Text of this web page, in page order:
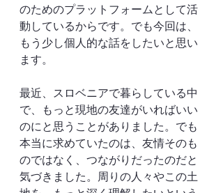
のためのプラットフォームとして活
動しているからです。でも今回は、
もう少し個人的な話をしたいと思い
ます。
最近、スロベニアで暮らしている中
で、もっと現地の友達がいればいい
のにと思うことがありました。でも
本当に求めていたのは、友情そのも
のではなく、つながりだったのだと
気づきました。周りの人々やこの土